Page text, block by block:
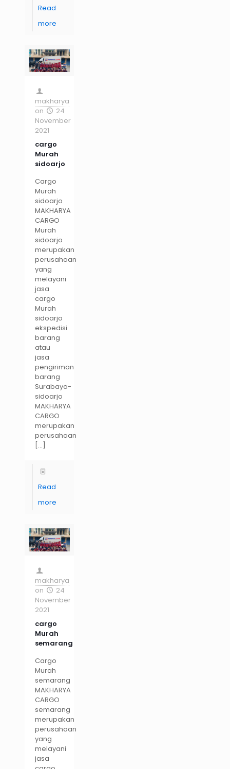
Read
more
makharya
on
24
November
2021
cargo
Murah
sidoarjo
Cargo
Murah
sidoarjo
MAKHARYA
CARGO
Murah
sidoarjo
merupakan
perusahaan
yang
melayani
jasa
cargo
Murah
sidoarjo
ekspedisi
barang
atau
jasa
pengiriman
barang
Surabaya-
sidoarjo
MAKHARYA
CARGO
merupakan
perusahaan
[…]
Read
more
makharya
on
24
November
2021
cargo
Murah
semarang
Cargo
Murah
semarang
MAKHARYA
CARGO
semarang
merupakan
perusahaan
yang
melayani
jasa